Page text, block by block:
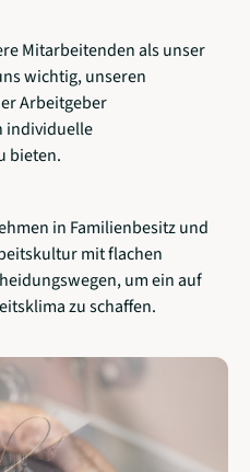
Mitarbeitenden als unser
wichtig, unseren
Arbeitgeber
individuelle
bieten.
in Familienbesitz und
mit flachen
um ein auf
zu schaffen.